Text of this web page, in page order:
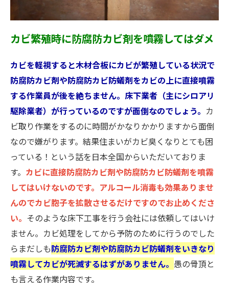
カビ繁殖時に防腐防カビ剤を噴霧してはダメ
カビを軽視すると木材合板にカビが繁殖している状況で
防腐防カビ剤や防腐防カビ防蟻剤をカビの上に直接噴霧
する作業員が後を絶ちません。床下業者（主にシロアリ
駆除業者）が行っているのですが面倒なのでしょう。 カ
ビ取り作業をするのに時間がかなりかかりますから面倒
なので嫌がります。結果住まいがカビ臭くなりとても困
っている！という話を日本全国からいただいておりま
す。 カビに直接防腐防カビ剤や防腐防カビ防蟻剤を噴霧
してはいけないのです。アルコール消毒も効果ありませ
んのでカビ胞子を拡散させるだけですのでお止めくださ
い。 そのような床下工事を行う会社には依頼してはいけ
ません。カビ処理をしてから予防のために行うのでした
らまだしも防腐防カビ剤や防腐防カビ防蟻剤をいきなり
噴霧してカビが死滅するはずがありません。 愚の骨頂と
も言える作業内容です。